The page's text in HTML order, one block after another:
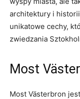
architektury i
unikatowe‍ cechy,
zwiedzania‌
Most
Most Västerbron